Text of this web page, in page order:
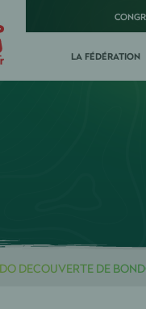
LA FÉDÉRATION
DECOUVERTE DE